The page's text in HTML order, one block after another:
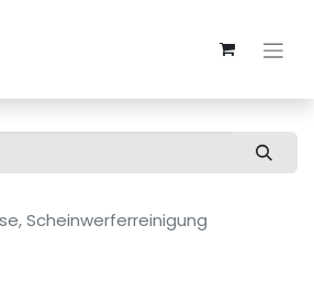
Scheinwerferreinigung